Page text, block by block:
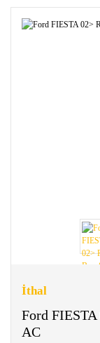
İthal
Ford FIESTA
AC